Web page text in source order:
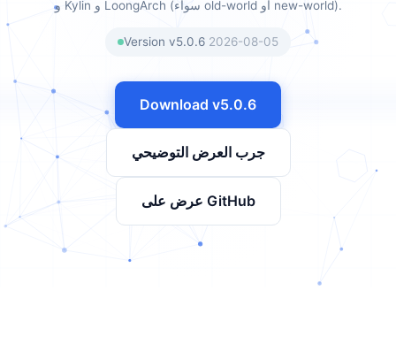
و Kylin و LoongArch (سواء old-world أو new-world).
Version v5.0.6 2026-08-05
Download v5.0.6
جرب العرض التوضيحي
عرض على GitHub